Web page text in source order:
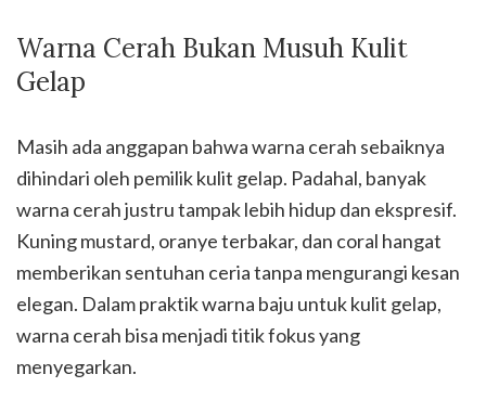
Warna Cerah Bukan Musuh Kulit
Gelap
Masih ada anggapan bahwa warna cerah sebaiknya
dihindari oleh pemilik kulit gelap. Padahal, banyak
warna cerah justru tampak lebih hidup dan ekspresif.
Kuning mustard, oranye terbakar, dan coral hangat
memberikan sentuhan ceria tanpa mengurangi kesan
elegan. Dalam praktik warna baju untuk kulit gelap,
warna cerah bisa menjadi titik fokus yang
menyegarkan.